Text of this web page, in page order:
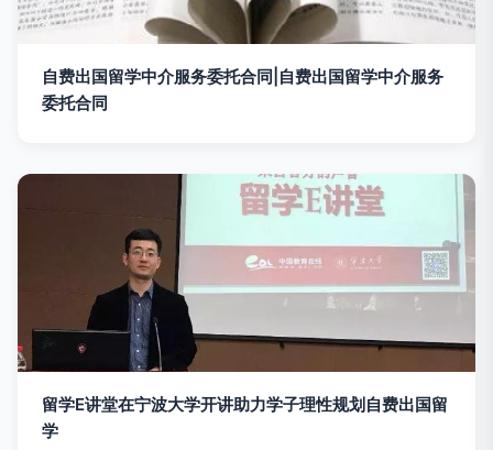
自费出国留学中介服务委托合同|自费出国留学中介服务
委托合同
留学E讲堂在宁波大学开讲助力学子理性规划自费出国留
学